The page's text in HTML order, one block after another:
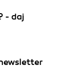
(61)
(66)
- daj